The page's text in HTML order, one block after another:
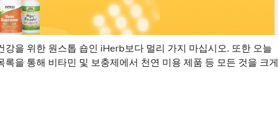
을 위한 원스톱 숍인 iHerb보다 멀리 가지 마십시오. 또한 오늘
을 통해 비타민 및 보충제에서 천연 미용 제품 등 모든 것을 크게